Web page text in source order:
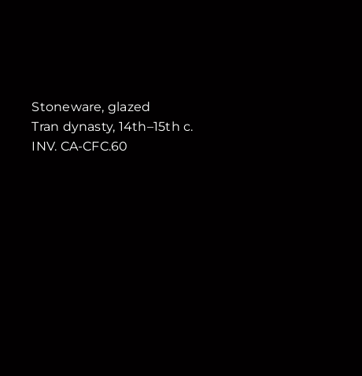
Stoneware, glazed
Tran dynasty, 14th–15th c.
INV. CA-CFC.60